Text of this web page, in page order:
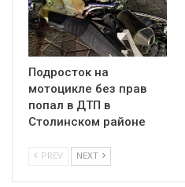
Подросток на
мотоцикле без прав
попал в ДТП в
Столинском районе
PREV NEXT